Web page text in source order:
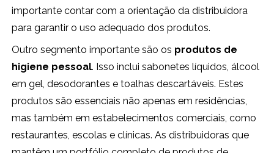
importante contar com a orientação da distribuidora
para garantir o uso adequado dos produtos.
Outro segmento importante são os produtos de
higiene pessoal. Isso inclui sabonetes líquidos, álcool
em gel, desodorantes e toalhas descartáveis. Estes
produtos são essenciais não apenas em residências,
mas também em estabelecimentos comerciais, como
restaurantes, escolas e clínicas. As distribuidoras que